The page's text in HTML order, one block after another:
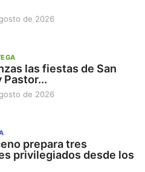
de 2026
las fiestas de San
Pastor...
de 2026
prepara tres
privilegiados desde los